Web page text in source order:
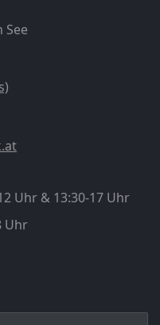
See
Uhr & 13:30-17 Uhr
Uhr